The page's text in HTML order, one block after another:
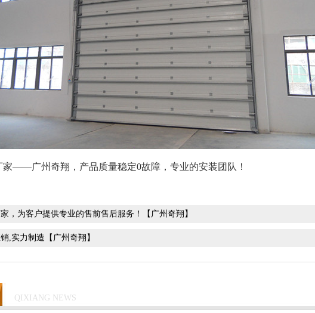
广州奇翔，产品质量稳定0故障，专业的安装团队！
，为客户提供专业的售前售后服务！【广州奇翔】
,实力制造【广州奇翔】
QIXIANG NEWS